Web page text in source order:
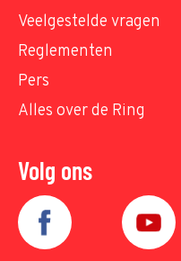
Veelgestelde vragen
Reglementen
Pers
Alles over de Ring
Volg ons